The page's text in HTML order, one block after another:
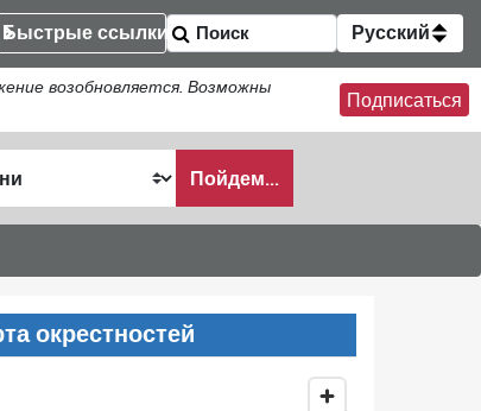
Быстрые ссылки Русский
возобновляется. Возможны
Подписаться
Пойдем...
окрестностей